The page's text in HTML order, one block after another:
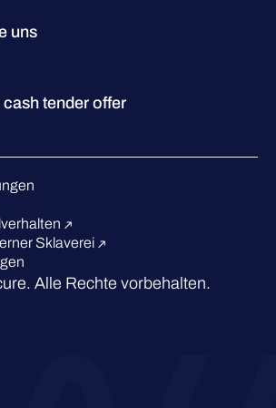
uns
tender offer
Sklaverei
Alle Rechte vorbehalten.